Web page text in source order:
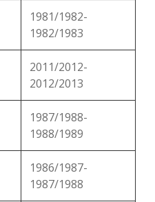
1981/1982-
1982/1983
2011/2012-
2012/2013
1987/1988-
1988/1989
1986/1987-
1987/1988